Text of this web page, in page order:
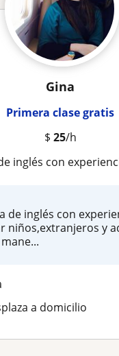
Gina
Primera clase gratis
$ 25/h
en enseñar niños,extranjeros y adultos de una manera dinámica, diferente y
de inglés con
niños,extranjeros y
a domicilio